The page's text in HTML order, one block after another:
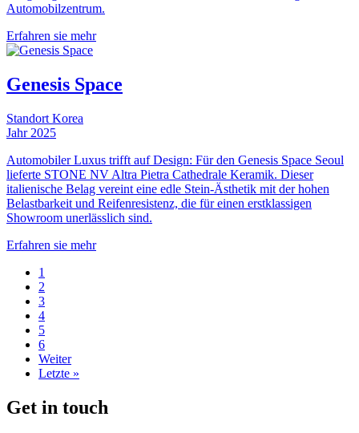
Automobilzentrum.
Erfahren sie mehr
Genesis Space
Standort Korea
Jahr 2025
Automobiler Luxus trifft auf Design: Für den Genesis Space Seoul
lieferte STONE NV Altra Pietra Cathedrale Keramik. Dieser
italienische Belag vereint eine edle Stein-Ästhetik mit der hohen
Belastbarkeit und Reifenresistenz, die für einen erstklassigen
Showroom unerlässlich sind.
Erfahren sie mehr
Seitennummerierung
Seite
1
Seite
2
Seite
3
Seite
4
Seite
5
Seite
6
Nächste
Seite
Weiter
Letzte
Letzte »
Get in touch